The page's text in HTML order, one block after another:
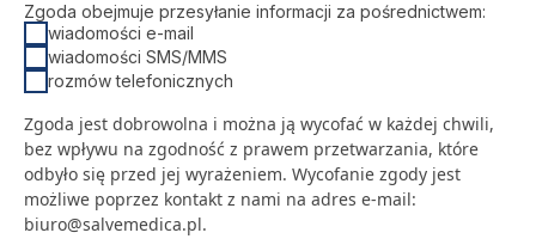
Zgoda obejmuje przesyłanie informacji za pośrednictwem:
wiadomości e-mail
wiadomości SMS/MMS
rozmów telefonicznych
Zgoda jest dobrowolna i można ją wycofać w każdej chwili,
bez wpływu na zgodność z prawem przetwarzania, które
odbyło się przed jej wyrażeniem. Wycofanie zgody jest
możliwe poprzez kontakt z nami na adres e-mail:
biuro@salvemedica.pl.